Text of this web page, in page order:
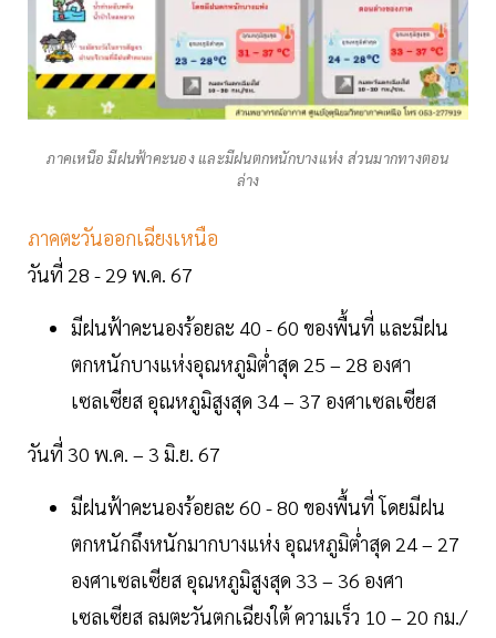
ภาคเหนือ มีฝนฟ้าคะนอง และมีฝนตกหนักบางแห่ง ส่วนมากทางตอน
ล่าง
ภาคตะวันออกเฉียงเหนือ
วันที่ 28 - 29 พ.ค. 67
มีฝนฟ้าคะนองร้อยละ 40 - 60 ของพื้นที่ และมีฝน
ตกหนักบางแห่งอุณหภูมิต่ำสุด 25 – 28 องศา
เซลเซียส อุณหภูมิสูงสุด 34 – 37 องศาเซลเซียส
วันที่ 30 พ.ค. – 3 มิ.ย. 67
มีฝนฟ้าคะนองร้อยละ 60 - 80 ของพื้นที่ โดยมีฝน
ตกหนักถึงหนักมากบางแห่ง อุณหภูมิต่ำสุด 24 – 27
องศาเซลเซียส อุณหภูมิสูงสุด 33 – 36 องศา
เซลเซียส ลมตะวันตกเฉียงใต้ ความเร็ว 10 – 20 กม./